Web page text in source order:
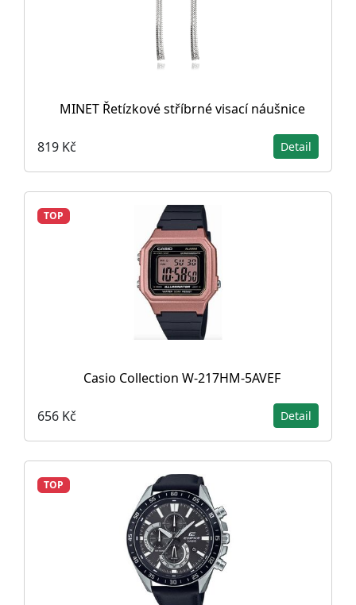
MINET Řetízkové stříbrné visací náušnice
819 Kč Detail
TOP
Casio Collection W-217HM-5AVEF
656 Kč Detail
TOP